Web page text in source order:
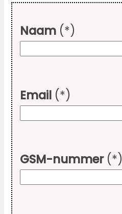
Naam (*)
Email (*)
GSM-nummer(*)